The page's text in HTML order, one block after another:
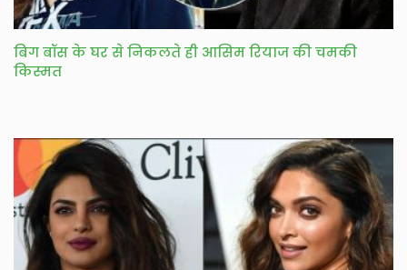
बिग बॉस के घर से निकलते ही आसिम रियाज की चमकी
किस्मत